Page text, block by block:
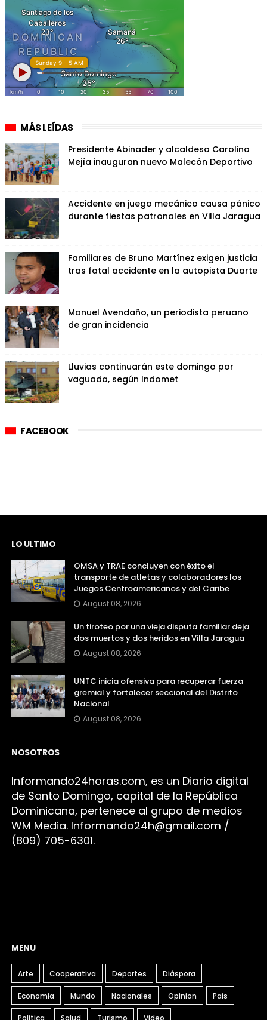
MÁS LEÍDAS
Presidente Abinader y alcaldesa Carolina
Mejía inauguran nuevo Malecón Deportivo
Accidente en juego mecánico causa pánico
durante fiestas patronales en Villa Jaragua
Familiares de Bruno Martínez exigen justicia
tras fatal accidente en la autopista Duarte
Manuel Avendaño, un periodista peruano
de gran incidencia
Lluvias continuarán este domingo por
vaguada, según Indomet
FACEBOOK
LO ULTIMO
OMSA y TRAE concluyen con éxito el
transporte de atletas y colaboradores los
Juegos Centroamericanos y del Caribe
August 08, 2026
Un tiroteo por una vieja disputa familiar deja
dos muertos y dos heridos en Villa Jaragua
August 08, 2026
UNTC inicia ofensiva para recuperar fuerza
gremial y fortalecer seccional del Distrito
Nacional
August 08, 2026
NOSOTROS
Informando24horas.com, es un Diario digital
de Santo Domingo, capital de la República
Dominicana, pertenece al grupo de medios
WM Media. Informando24h@gmail.com /
(809) 705-6301.
MENU
Arte Cooperativa Deportes Diáspora
Economia Mundo Nacionales Opinion País
Política Salud Turismo Video